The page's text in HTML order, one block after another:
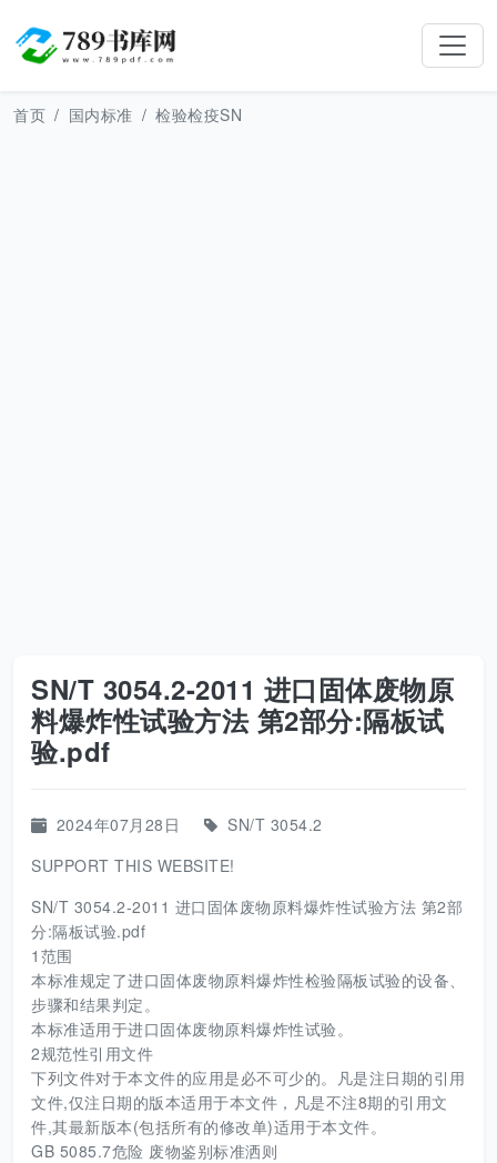
首页 国内标准 检验检疫SN
SN/T 3054.2-2011 进口固体废物原
料爆炸性试验方法 第2部分:隔板试
验.pdf
2024年07月28日
SN/T 3054.2
SUPPORT THIS WEBSITE!
SN/T 3054.2-2011 进口固体废物原料爆炸性试验方法 第2部
分:隔板试验.pdf
1范围
本标准规定了进口固体废物原料爆炸性检验隔板试验的设备、
步骤和结果判定。
本标准适用于进口固体废物原料爆炸性试验。
2规范性引用文件
下列文件对于本文件的应用是必不可少的。凡是注日期的引用
文件,仅注日期的版本适用于本文件，凡是不注8期的引用文
件,其最新版本(包括所有的修改单)适用于本文件。
GB 5085.7危险 废物鉴别标准洒则